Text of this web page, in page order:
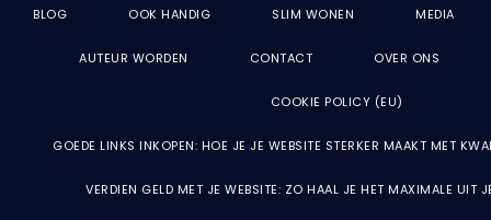
BLOG OOK HANDIG SLIM WONEN MEDIA
AUTEUR WORDEN CONTACT OVER ONS
COOKIE POLICY (EU)
GOEDE LINKS INKOPEN: HOE JE JE WEBSITE STERKER MAAKT MET
VERDIEN GELD MET JE WEBSITE: ZO HAAL JE HET MAXIMALE UIT